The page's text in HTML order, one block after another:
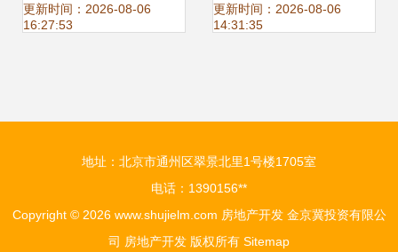
更新时间：2026-08-06
16:27:53
2021年业绩为例剖
更新时间：2026-08-06
14:31:35
地址：北京市通州区翠景北里1号楼1705室
电话：1390156**
Copyright © 2026 www.shujielm.com 房地产开发 金京冀投资有限公
司 房地产开发 版权所有 Sitemap